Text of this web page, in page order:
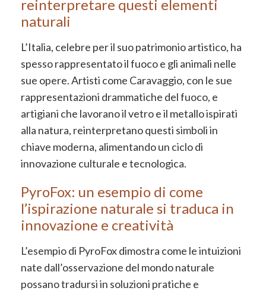
reinterpretare questi elementi
naturali
L’Italia, celebre per il suo patrimonio artistico, ha
spesso rappresentato il fuoco e gli animali nelle
sue opere. Artisti come Caravaggio, con le sue
rappresentazioni drammatiche del fuoco, e
artigiani che lavorano il vetro e il metallo ispirati
alla natura, reinterpretano questi simboli in
chiave moderna, alimentando un ciclo di
innovazione culturale e tecnologica.
PyroFox: un esempio di come
l’ispirazione naturale si traduca in
innovazione e creatività
L’esempio di PyroFox dimostra come le intuizioni
nate dall’osservazione del mondo naturale
possano tradursi in soluzioni pratiche e